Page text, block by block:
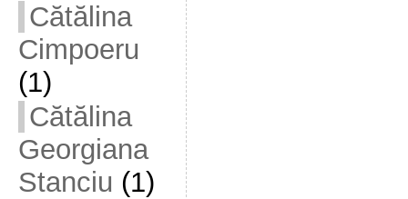
Cătălina
Cimpoeru
(1)
Cătălina
Georgiana
Stanciu (1)